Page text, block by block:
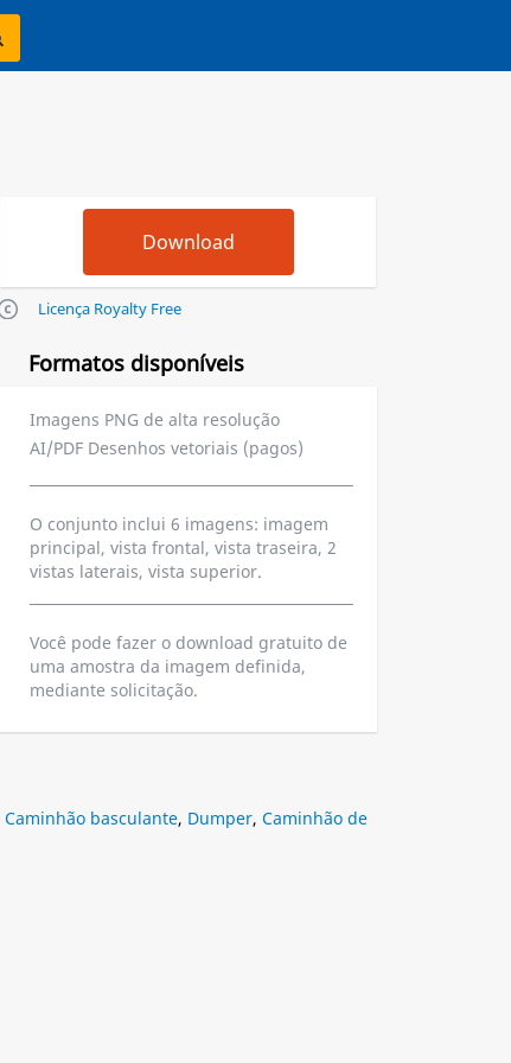
Licença Royalty Free
Formatos disponíveis
Imagens PNG de alta resolução
AI/PDF Desenhos vetoriais (pagos)
O conjunto inclui 6 imagens: imagem
principal, vista frontal, vista traseira, 2
vistas laterais, vista superior.
Você pode fazer o download gratuito de
uma amostra da imagem definida,
mediante solicitação.
Caminhão basculante, Dumper, Caminhão de